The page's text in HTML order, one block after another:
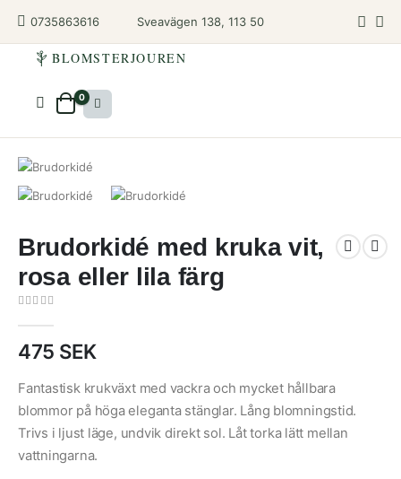
0735863616 Sveavägen 138, 113 50
BLOMSTERJOUREN
0
Brudorkidé med kruka vit,
rosa eller lila färg
475 SEK
Fantastisk krukväxt med vackra och mycket hållbara
blommor på höga eleganta stänglar. Lång blomningstid.
Trivs i ljust läge, undvik direkt sol. Låt torka lätt mellan
vattningarna.